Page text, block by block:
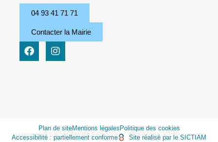
04 93 41 71 71
Contacter la Mairie
Plan de siteMentions légales Politique des cookies
Accessibilité : partiellement conforme
Site réalisé par le SICTIAM